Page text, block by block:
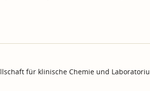
für klinische Chemie und